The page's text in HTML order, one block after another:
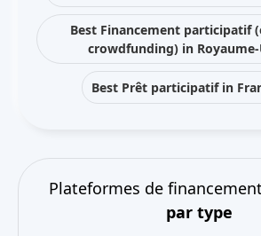
Best Financement participatif
crowdfunding) in
Best Prêt participatif in
Plateformes de
par type